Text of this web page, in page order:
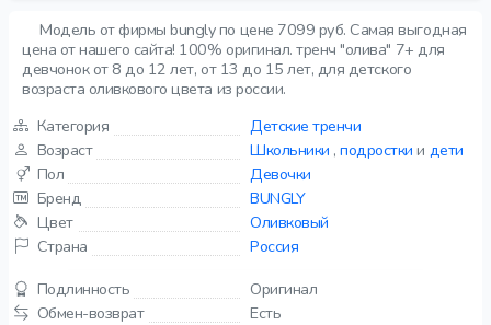
Модель от фирмы bungly по цене 7099 руб. Самая выгодная
цена от нашего сайта! 100% оригинал. тренч "олива" 7+ для
девчонок от 8 до 12 лет, от 13 до 15 лет, для детского
возраста оливкового цвета из россии.
Категория
Детские тренчи
Возраст
Школьники ,подростки и дети
Пол
Девочки
Бренд
BUNGLY
Цвет
Оливковый
Страна
Россия
Подлинность
Оригинал
Обмен-возврат
Есть